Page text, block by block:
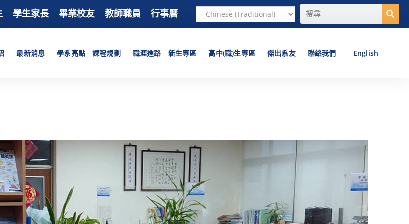
學生家長 畢業校友 教師職員 行事曆
最新消息 學系亮點 課程規劃 職涯進路 新生專區 高中(職)生專區 傑出系友 聯絡我們 English